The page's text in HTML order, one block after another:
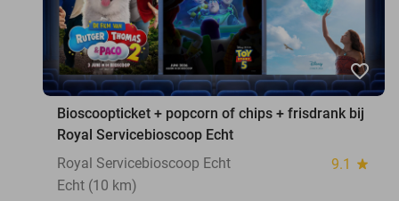
favorite_border
Bioscoopticket + popcorn of chips + frisdrank bij
Royal Servicebioscoop Echt
Royal Servicebioscoop Echt
9.1 star
Echt (10 km)